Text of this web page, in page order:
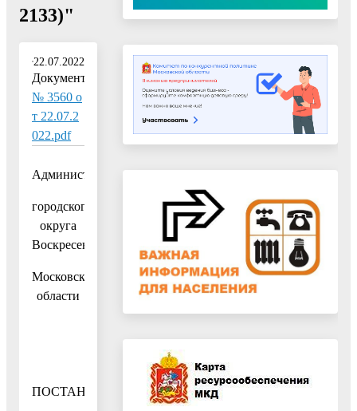
2133)"
22.07.2022
Документ:
№ 3560 о
т 22.07.2
022.pdf
Администрация
городского
округа
Воскресенск
Московской
области
ПОСТАНОВЛЕНИЕ